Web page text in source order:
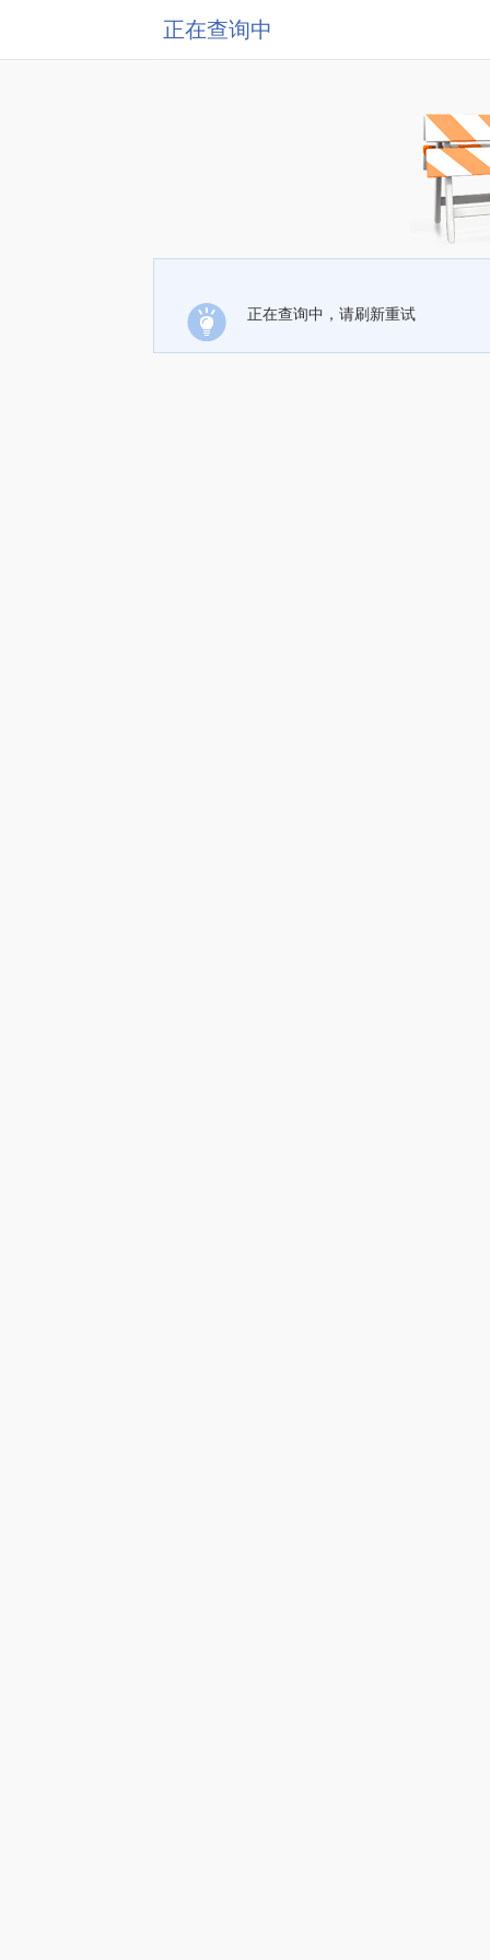
正在查询中
正在查询中，请刷新重试